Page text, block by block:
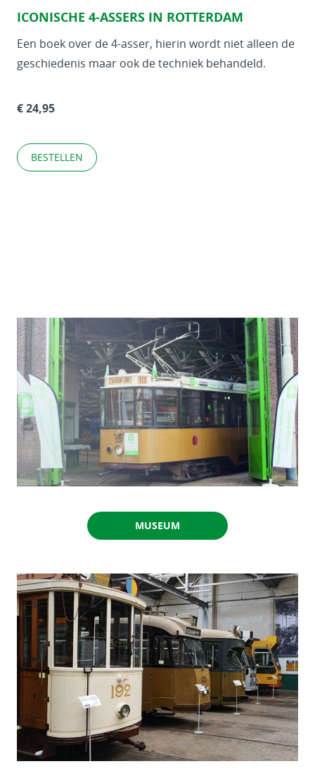
ICONISCHE 4-ASSERS IN ROTTERDAM
Een boek over de 4-asser, hierin wordt niet alleen de
geschiedenis maar ook de techniek behandeld.
€ 24,95
BESTELLEN
MUSEUM